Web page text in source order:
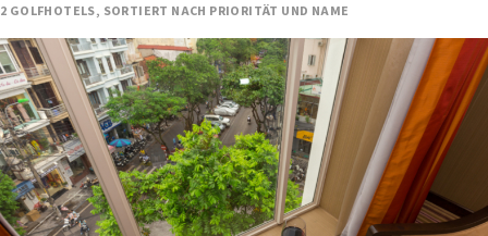
2 GOLFHOTELS, SORTIERT NACH PRIORITÄT UND NAME